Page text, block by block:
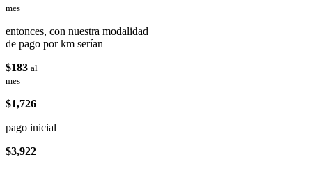
mes
entonces, con nuestra modalidad
de pago por km serían
$183 al
mes
$1,726
pago inicial
$3,922